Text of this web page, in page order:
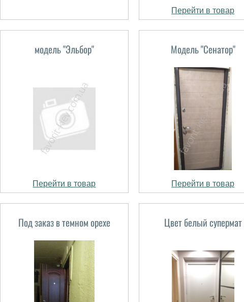
Перейти в товар
модель "Эльбор"
Перейти в товар
Модель "Сенатор"
Перейти в товар
Под заказ в темном орехе Цвет белый супермат